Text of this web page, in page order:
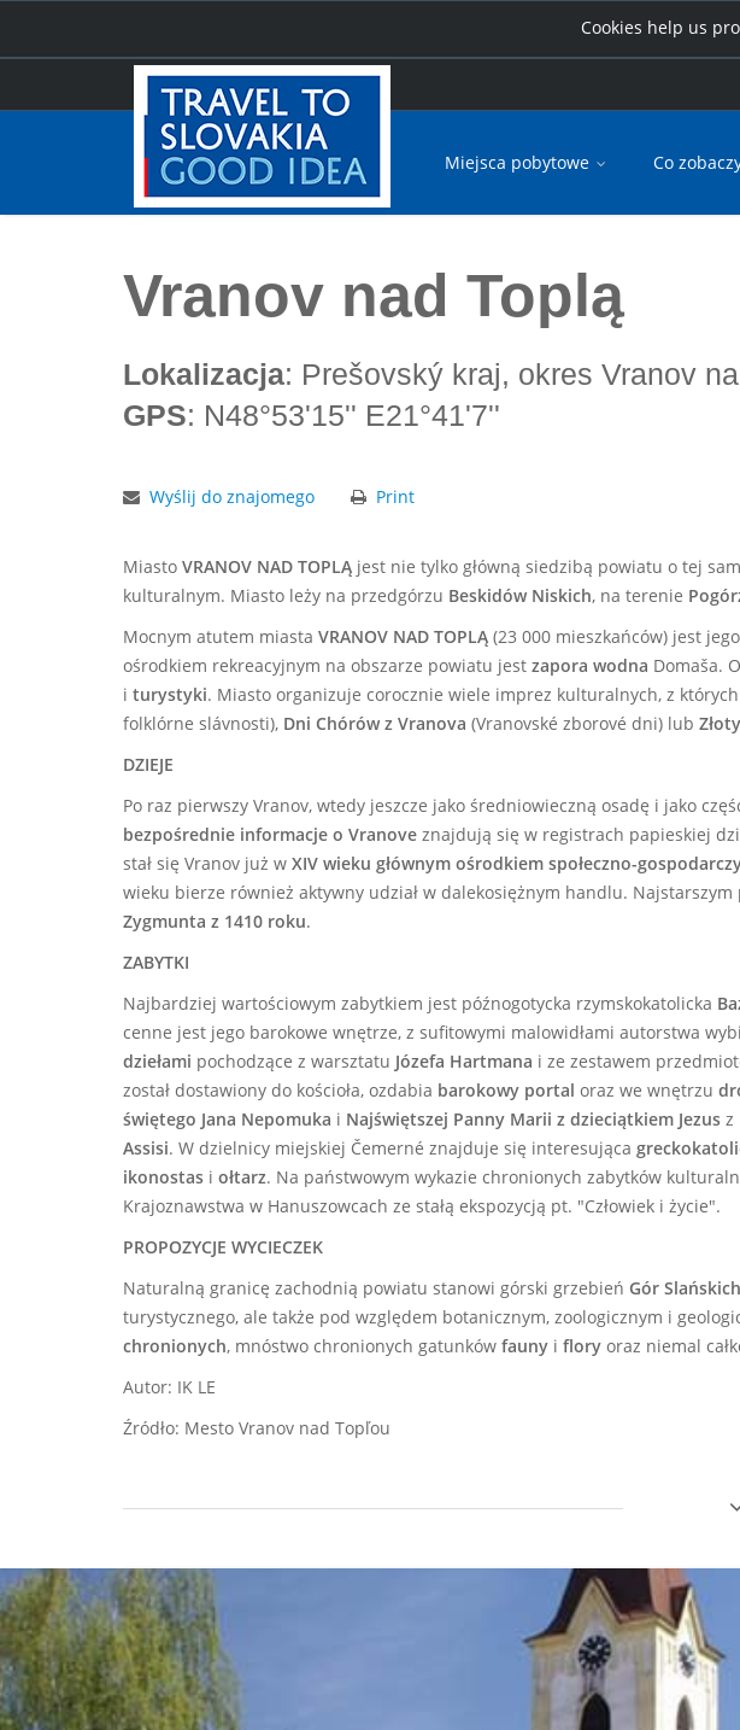
Cookies help us
Miejsca pobytowe Co
Home Vranov nad Toplą
Vranov nad Toplą
Lokalizacja: Prešovský kraj, okres Vranov
GPS: N48°53'15'' E21°41'7''
Wyślij do znajomego Print
Miasto VRANOV NAD TOPLĄ jest nie tylko główną siedzibą powiatu o tej
kulturalnym. Miasto leży na przedgórzu Beskidów Niskich, na terenie
Mocnym atutem miasta VRANOV NAD TOPLĄ (23 000 mieszkańców) jest
ośrodkiem rekreacyjnym na obszarze powiatu jest zapora wodna Domaša.
i turystyki. Miasto organizuje corocznie wiele imprez kulturalnych, z
folklórne slávnosti), Dni Chórów z Vranova (Vranovské zborové dni) lub
DZIEJE
Po raz pierwszy Vranov, wtedy jeszcze jako średniowieczną osadę i jako
bezpośrednie informacje o Vranove znajdują się w registrach papieskiej
stał się Vranov już w XIV wieku głównym ośrodkiem społeczno-
wieku bierze również aktywny udział w dalekosiężnym handlu.
Zygmunta z 1410 roku.
ZABYTKI
Najbardziej wartościowym zabytkiem jest późnogotycka rzymskokatolicka
cenne jest jego barokowe wnętrze, z sufitowymi malowidłami autorstwa
dziełami pochodzące z warsztatu Józefa Hartmana i ze zestawem
został dostawiony do kościoła, ozdabia barokowy portal oraz we wnętrzu
świętego Jana Nepomuka i Najświętszej Panny Marii z dzieciątkiem Jezus z
Assisi. W dzielnicy miejskiej Čemerné znajduje się interesująca
ikonostas i ołtarz. Na państwowym wykazie chronionych zabytków
Krajoznawstwa w Hanuszowcach ze stałą ekspozycją pt. "Człowiek i życie".
PROPOZYCJE WYCIECZEK
Naturalną granicę zachodnią powiatu stanowi górski grzebień Gór Slańskich
turystycznego, ale także pod względem botanicznym, zoologicznym i
chronionych, mnóstwo chronionych gatunków fauny i flory oraz niemal
Autor: IK LE
Źródło: Mesto Vranov nad Topľou